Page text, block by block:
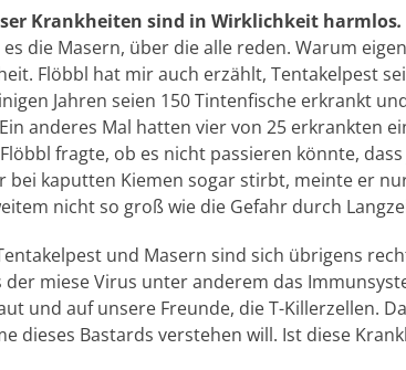
Krankheiten sind in Wirklichkeit harmlos.
die Masern, über die alle reden. Warum
Flöbbl hat mir auch erzählt, Tentakelpest
Jahren seien 150 Tintenfische erkrankt
anderes Mal hatten vier von 25 erkrankten
fragte, ob es nicht passieren könnte,
bei kaputten Kiemen sogar stirbt, meinte er
nicht so groß wie die Gefahr durch
und Masern sind sich übrigens
der miese Virus unter anderem das
und auf unsere Freunde, die T-Killerzellen.
dieses Bastards verstehen will. Ist diese